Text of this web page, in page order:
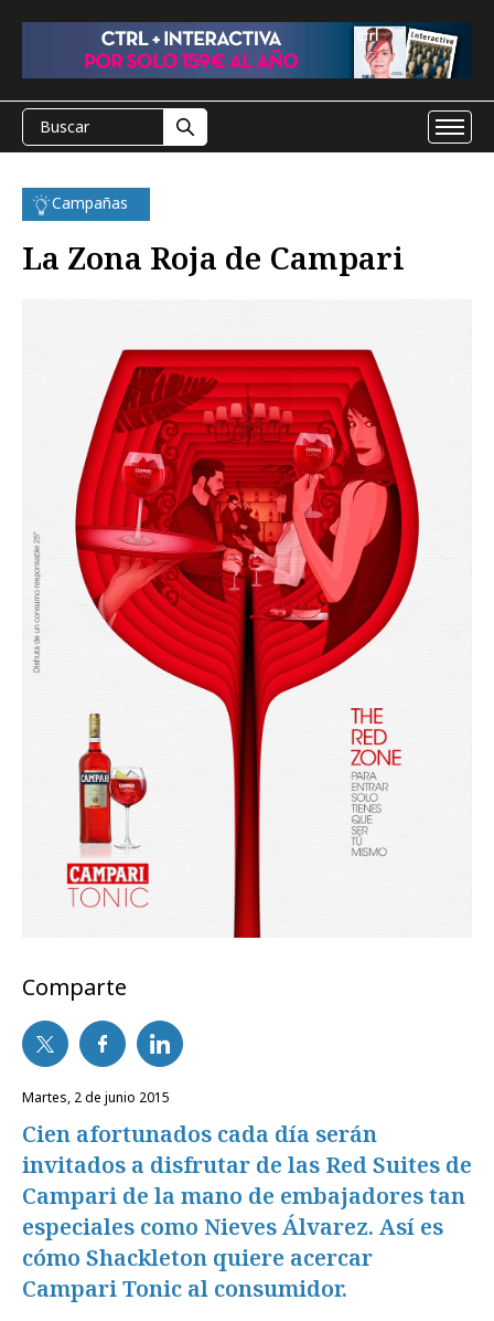
Campañas
La Zona Roja de Campari
Comparte
martes, 2 de junio 2015
Cien afortunados cada día serán
invitados a disfrutar de las Red Suites de
Campari de la mano de embajadores tan
especiales como Nieves Álvarez. Así es
cómo Shackleton quiere acercar
Campari Tonic al consumidor.